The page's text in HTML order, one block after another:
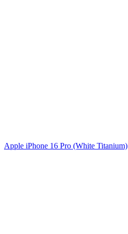
Apple iPhone 16 Pro (White Titanium)